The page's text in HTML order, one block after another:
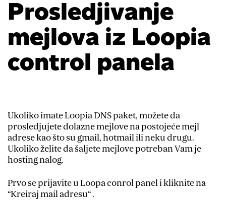
Prosledjivanje
mejlova iz Loopia
control panela
Ukoliko imate Loopia DNS paket, možete da
prosledjujete dolazne mejlove na postojeće mejl
adrese kao što su gmail, hotmail ili neku drugu.
Ukoliko želite da šaljete mejlove potreban Vam je
hosting nalog.
Prvo se prijavite u Loopa conrol panel i kliknite na
“Kreiraj mail adresu“ .